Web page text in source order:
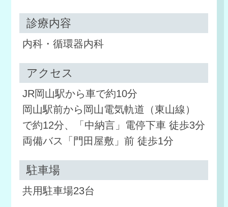
診療内容
内科・循環器内科
アクセス
JR岡山駅から車で約10分
岡山駅前から岡山電気軌道（東山線）
で約12分、「中納言」電停下車 徒歩3分
両備バス「門田屋敷」前 徒歩1分
駐車場
共用駐車場23台